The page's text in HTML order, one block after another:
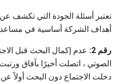
تعتبر أسئلة الجودة التي تكشف
أهداف الشركة أساسية في
رقم 2:
عدم إكمال البحث قبل
الصوتي ، اتصلت أخيرًا بآفاق
دخلت الاجتماع دون البحث أولاً